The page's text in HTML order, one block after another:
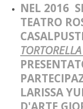
NEL 2016
TEATRO
LARISSA